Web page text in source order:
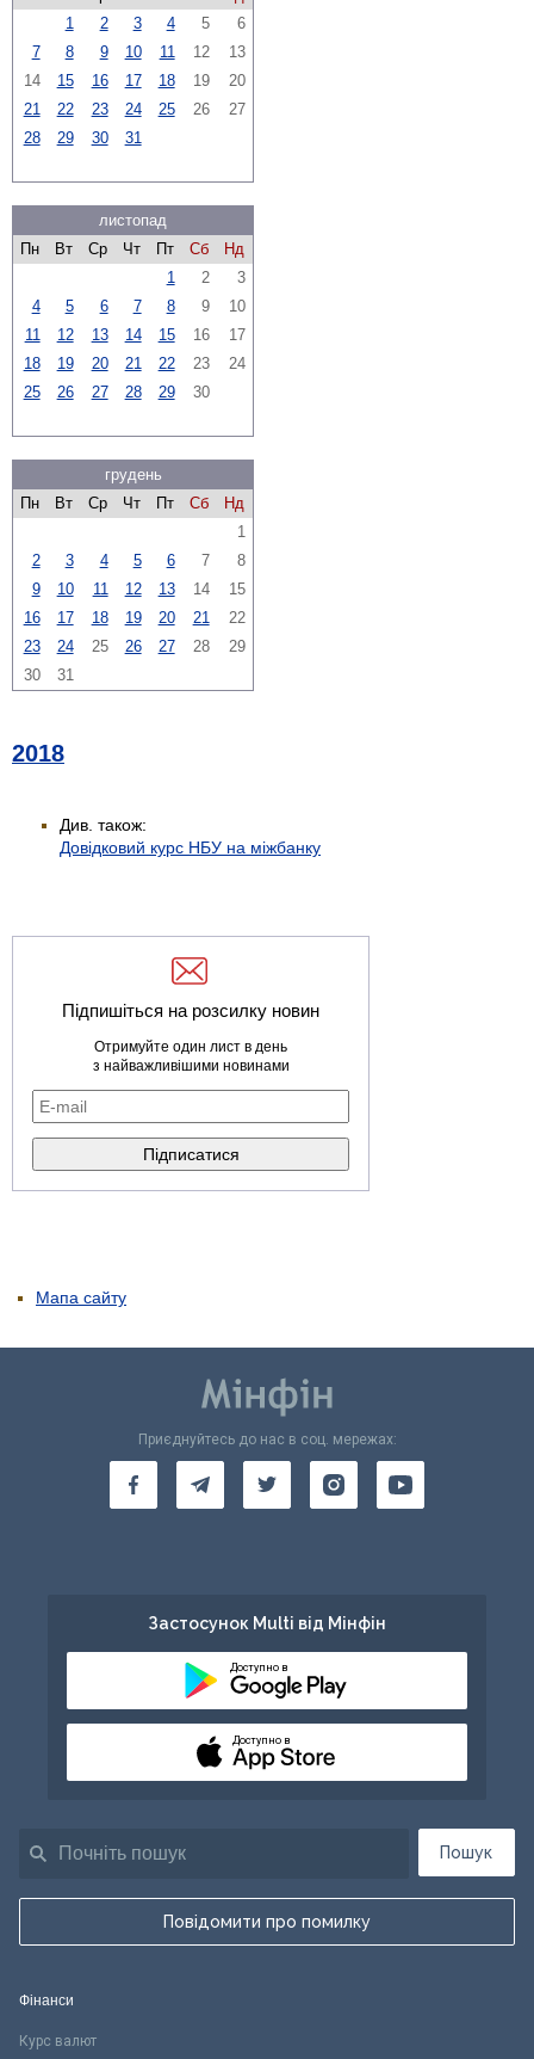
1
2 3 4 5
6
7
8 9 10 11 12
13
14
15 16 17 18 19
20
21
22 23 24 25 26
27
28
29 30 31
листопад
Пн
Вт Ср Чт Пт Сб
Нд
1
2
3
4
5 6 7 8 9
10
11
12 13 14 15 16
17
18
19 20 21 22 23
24
25
26 27 28 29 30
грудень
Пн
Вт Ср Чт Пт Сб
Нд
1
2
3 4 5 6 7
8
9
10 11 12 13 14
15
16
17 18 19 20 21
22
23
24 25 26 27 28
29
30
31
2018
Див. також:
Довідковий курс НБУ на міжбанку
Підпишіться на розсилку новин
Отримуйте один лист в день
з найважливішими новинами
Мапа сайту
Пошук
Повідомити про помилку
Приєднуйтесь до нас в соц. мережах:
Застосунок Multi від Мінфін
Доступно в
Доступно в
Фінанси
Курс валют